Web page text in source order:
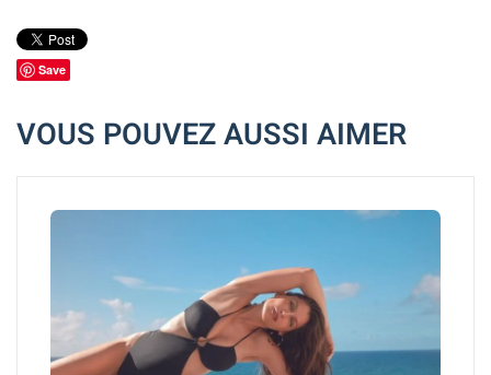
Save
VOUS POUVEZ AUSSI AIMER